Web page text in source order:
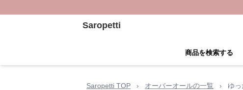
Saropetti
商品を検索する
Saropetti TOP › オーバーオールの一覧 › ゆ